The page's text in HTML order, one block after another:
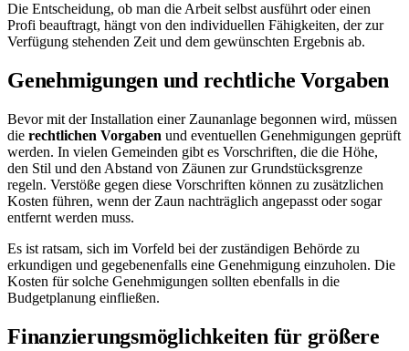
Die Entscheidung, ob man die Arbeit selbst ausführt oder einen
Profi beauftragt, hängt von den individuellen Fähigkeiten, der zur
Verfügung stehenden Zeit und dem gewünschten Ergebnis ab.
Genehmigungen und rechtliche Vorgaben
Bevor mit der Installation einer Zaunanlage begonnen wird, müssen
die rechtlichen Vorgaben und eventuellen Genehmigungen geprüft
werden. In vielen Gemeinden gibt es Vorschriften, die die Höhe,
den Stil und den Abstand von Zäunen zur Grundstücksgrenze
regeln. Verstöße gegen diese Vorschriften können zu zusätzlichen
Kosten führen, wenn der Zaun nachträglich angepasst oder sogar
entfernt werden muss.
Es ist ratsam, sich im Vorfeld bei der zuständigen Behörde zu
erkundigen und gegebenenfalls eine Genehmigung einzuholen. Die
Kosten für solche Genehmigungen sollten ebenfalls in die
Budgetplanung einfließen.
Finanzierungsmöglichkeiten für größere